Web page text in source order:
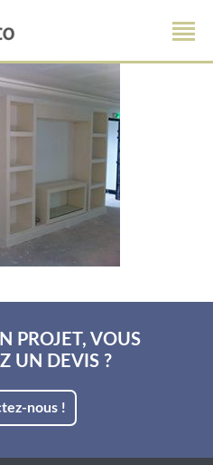
PROJET, VOUS
UN DEVIS ?
nous !